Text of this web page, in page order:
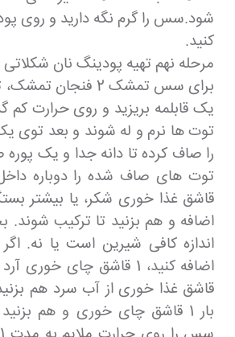
شود.سس را گرم نگه دارید و روی
کنید.
مرحله نهم تهیه پودینگ نان شکلاتی
برای سس تمشک 2 فنجان
یک قابلمه بریزید و روی حرارت کم
توت ها نرم و له شوند و بعد توی
را صاف کرده تا دانه جدا و یک
قاشق غذا خوری شکر، یا بیشتر
اضافه و هم بزنید تا ترکیب شوند.
اندازه کافی شیرین است یا نه.
قاشق غذا خوری از آب سرد هم
بار 1 قاشق چای خوری و هم